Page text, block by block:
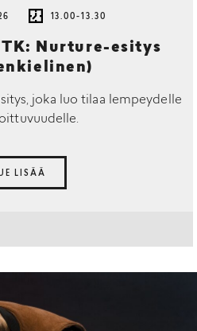
13.00-13.30
Nurture-esitys
joka luo tilaa lempeydelle
LISÄÄ